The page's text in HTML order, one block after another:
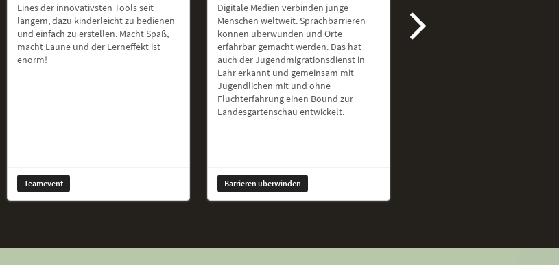
Eines der innovativsten Tools seit
langem, dazu kinderleicht zu bedienen
und einfach zu erstellen. Macht Spaß,
macht Laune und der Lerneffekt ist
enorm!
Teamevent
Digitale Medien verbinden junge
Menschen weltweit. Sprachbarrieren
können überwunden und Orte
erfahrbar gemacht werden. Das hat
auch der Jugendmigrationsdienst in
Lahr erkannt und gemeinsam mit
Jugendlichen mit und ohne
Fluchterfahrung einen Bound zur
Landesgartenschau entwickelt.
Barrieren überwinden